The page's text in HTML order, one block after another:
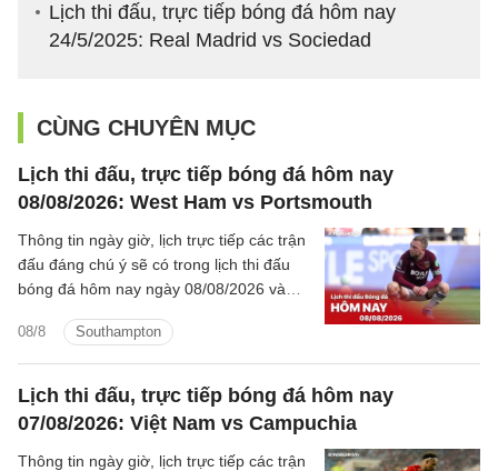
Lịch thi đấu, trực tiếp bóng đá hôm nay
24/5/2025: Real Madrid vs Sociedad
CÙNG CHUYÊN MỤC
Lịch thi đấu, trực tiếp bóng đá hôm nay
08/08/2026: West Ham vs Portsmouth
08/8 Southampton
Thông tin ngày giờ, lịch trực tiếp các trận
đấu đáng chú ý sẽ có trong lịch thi đấu
bóng đá hôm nay ngày 08/08/2026 và
tiếp.
Lịch thi đấu, trực tiếp bóng đá hôm nay
07/08/2026: Việt Nam vs Campuchia
Thông tin ngày giờ, lịch trực tiếp các trận